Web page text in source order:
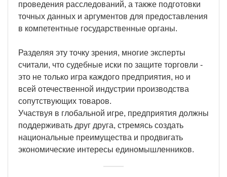
проведения расследований, а также подготовки
точных данных и аргументов для предоставления
в компетентные государственные органы.
Разделяя эту точку зрения, многие эксперты
считали, что судебные иски по защите торговли -
это не только игра каждого предприятия, но и
всей отечественной индустрии производства
сопутствующих товаров.
Участвуя в глобальной игре, предприятия должны
поддерживать друг друга, стремясь создать
национальные преимущества и продвигать
экономические интересы единомышленников.